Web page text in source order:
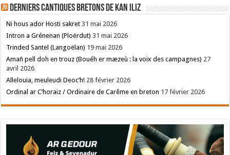
Derniers cantiques bretons de Kan Iliz
Ni hous ador Hosti sakret 31 mai 2026
Intron a Grénenan (Ploërdut) 31 mai 2026
Trinded Santel (Langoëlan) 19 mai 2026
Amañ pell doh en trouz (Bouéh er mæzeù : la voix des campagnes) 27
avril 2026
Allelouia, meuleudi Deoc’h! 28 février 2026
Ordinal ar C’horaiz / Ordinaire de Carême en breton 17 février 2026